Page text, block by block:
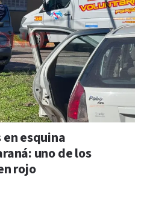
esquina
uno de los
rojo